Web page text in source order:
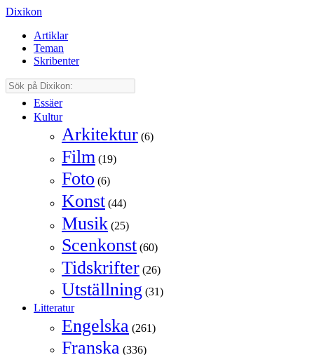
Dixikon
Artiklar
Teman
Skribenter
Essäer
Kultur
Arkitektur (6)
Film (19)
Foto (6)
Konst (44)
Musik (25)
Scenkonst (60)
Tidskrifter (26)
Utställning (31)
Litteratur
Engelska (261)
Franska (336)